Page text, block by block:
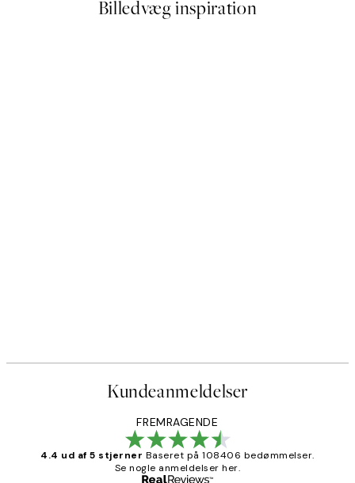
Billedvæg inspiration
Kundeanmeldelser
FREMRAGENDE
4.4 ud af 5 stjerner Baseret på 108406 bedømmelser.
Se nogle anmeldelser her.